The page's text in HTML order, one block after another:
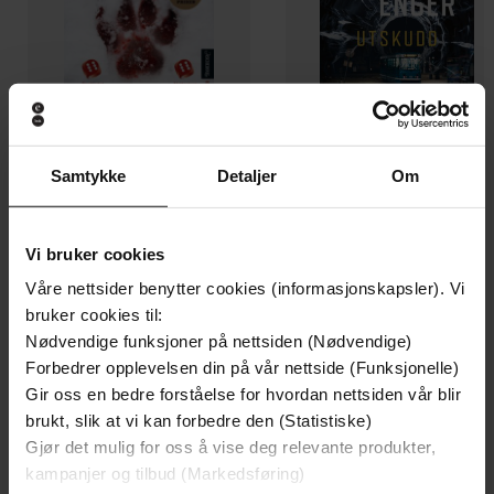
Samtykke Detaljer Om
Vi bruker cookies
Våre nettsider benytter cookies (informasjonskapsler). Vi
bruker cookies til:
Nødvendige funksjoner på nettsiden (Nødvendige)
Forbedrer opplevelsen din på vår nettside (Funksjonelle)
Gir oss en bedre forståelse for hvordan nettsiden vår blir
brukt, slik at vi kan forbedre den (Statistiske)
Gjør det mulig for oss å vise deg relevante produkter,
kampanjer og tilbud (Markedsføring)
199,-
Jo Nesbø
EBOK
349,-
EBOK
Forfattere John Fairfax (forfatter),Daniel Weyman
(innleser)
Forlag Little, Brown Book Group